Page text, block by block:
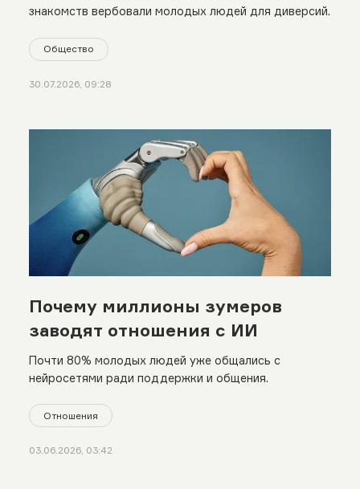
знакомств вербовали молодых людей для диверсий.
Общество
30.07.2026, 09:28
Почему миллионы зумеров
заводят отношения с ИИ
Почти 80% молодых людей уже общались с
нейросетями ради поддержки и общения.
Отношения
03.06.2026, 03:42